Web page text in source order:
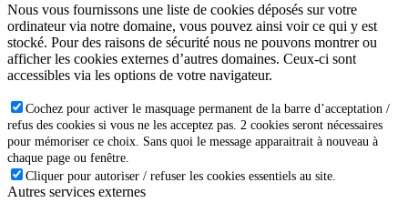
Nous vous fournissons une liste de cookies déposés sur votre
ordinateur via notre domaine, vous pouvez ainsi voir ce qui y est
stocké. Pour des raisons de sécurité nous ne pouvons montrer ou
afficher les cookies externes d’autres domaines. Ceux-ci sont
accessibles via les options de votre navigateur.
Cochez pour activer le masquage permanent de la barre d’acceptation /
refus des cookies si vous ne les acceptez pas. 2 cookies seront nécessaires
pour mémoriser ce choix. Sans quoi le message apparaitrait à nouveau à
chaque page ou fenêtre.
Cliquer pour autoriser / refuser les cookies essentiels au site.
Autres services externes